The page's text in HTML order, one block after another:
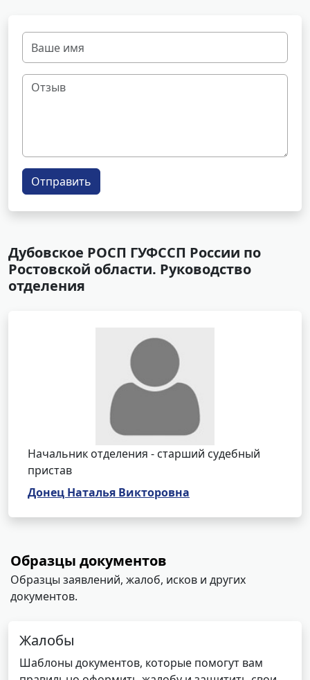
Отправить
Дубовское РОСП ГУФССП России по
Ростовской области. Руководство
отделения
Начальник отделения - старший судебный
пристав
Донец Наталья Викторовна
Образцы документов
Образцы заявлений, жалоб, исков и других
документов.
Жалобы
Шаблоны документов, которые помогут вам